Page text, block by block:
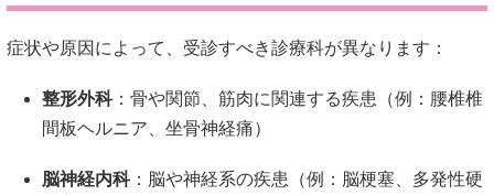
症状や原因によって、受診すべき診療科が異なります：
整形外科： 骨や関節、筋肉に関連する疾患（例：腰椎椎
間板ヘルニア、坐骨神経痛）
脳神経内科： 脳や神経系の疾患（例：脳梗塞、多発性硬